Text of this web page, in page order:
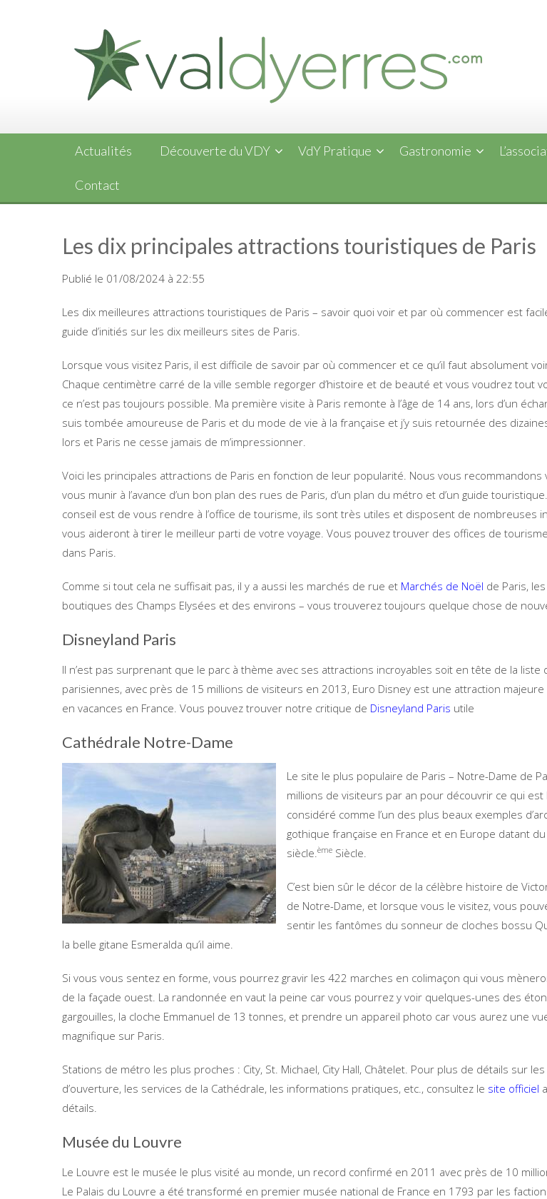
Actualités Découverte du VDY VdY Pratique Gastronomie
Contact
Les dix principales attractions touristiques de Paris
Publié le 01/08/2024 à 22:55
Les dix meilleures attractions touristiques de Paris – savoir quoi voir et par où commencer est
guide d’initiés sur les dix meilleurs sites de Paris.
Lorsque vous visitez Paris, il est difficile de savoir par où commencer et ce qu’il faut absolument
Chaque centimètre carré de la ville semble regorger d’histoire et de beauté et vous voudrez tout
ce n’est pas toujours possible. Ma première visite à Paris remonte à l’âge de 14 ans, lors d’un
suis tombée amoureuse de Paris et du mode de vie à la française et j’y suis retournée des
lors et Paris ne cesse jamais de m’impressionner.
Voici les principales attractions de Paris en fonction de leur popularité. Nous vous recommandons
vous munir à l’avance d’un bon plan des rues de Paris, d’un plan du métro et d’un guide
conseil est de vous rendre à l’office de tourisme, ils sont très utiles et disposent de nombreuses
vous aideront à tirer le meilleur parti de votre voyage. Vous pouvez trouver des offices de
dans Paris.
Comme si tout cela ne suffisait pas, il y a aussi les marchés de rue et Marchés de Noël de Paris,
boutiques des Champs Elysées et des environs – vous trouverez toujours quelque chose de
Disneyland Paris
Il n’est pas surprenant que le parc à thème avec ses attractions incroyables soit en tête de la liste
parisiennes, avec près de 15 millions de visiteurs en 2013, Euro Disney est une attraction
en vacances en France. Vous pouvez trouver notre critique de Disneyland Paris utile
Cathédrale Notre-Dame
Le site le plus populaire de Paris – Notre-Dame de
millions de visiteurs par an pour découvrir ce qui est
considéré comme l’un des plus beaux exemples
gothique française en France et en Europe datant
siècle.ème Siècle.
C’est bien sûr le décor de la célèbre histoire de
de Notre-Dame, et lorsque vous le visitez, vous
sentir les fantômes du sonneur de cloches bossu
la belle gitane Esmeralda qu’il aime.
Si vous vous sentez en forme, vous pourrez gravir les 422 marches en colimaçon qui vous
de la façade ouest. La randonnée en vaut la peine car vous pourrez y voir quelques-unes des
gargouilles, la cloche Emmanuel de 13 tonnes, et prendre un appareil photo car vous aurez une
magnifique sur Paris.
Stations de métro les plus proches : City, St. Michael, City Hall, Châtelet. Pour plus de détails sur
d’ouverture, les services de la Cathédrale, les informations pratiques, etc., consultez le site officiel
détails.
Musée du Louvre
Le Louvre est le musée le plus visité au monde, un record confirmé en 2011 avec près de 10
Le Palais du Louvre a été transformé en premier musée national de France en 1793 par les